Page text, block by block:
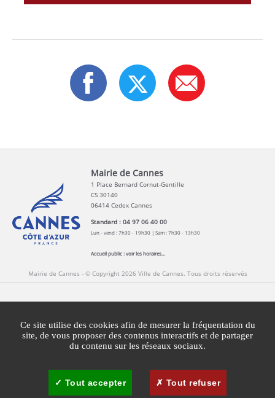
Mairie de Cannes
1 Place Bernard Cornut-Gentille
CS 30140
06414 Cedex Cannes
Standard : 04 97 06 40 00
Lun - vend : 7h30 - 19h30 | Sam : 7h30 - 13h30
Accueil public :voir les horaires...
Mairie de Cannes - © Copyright 2026 Ville de Cannes. Tous droits réservés
Mentions légales Agglomération Cannes Lérins
Plan du site Gestion des cookies
Ce site utilise des cookies afin de mesurer la fréquentation du
site, de vous proposer des contenus interactifs et de partager
du contenu sur les réseaux sociaux.
Tout accepter Tout refuser